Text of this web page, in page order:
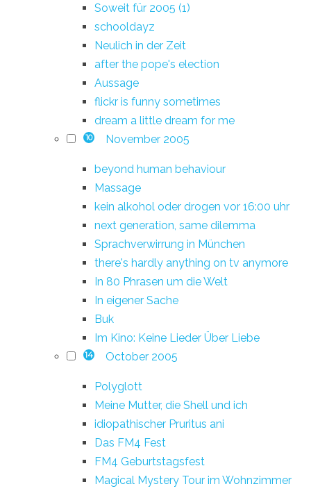
Soweit für 2005 (1)
schooldayz
Neulich in der Zeit
after the pope's election
Aussage
flickr is funny sometimes
dream a little dream for me
10 November 2005
beyond human behaviour
Massage
kein alkohol oder drogen vor 16:00 uhr
next generation, same dilemma
Sprachverwirrung in München
there's hardly anything on tv anymore
In 80 Phrasen um die Welt
In eigener Sache
Buk
Im Kino: Keine Lieder Über Liebe
14 October 2005
Polyglott
Meine Mutter, die Shell und ich
idiopathischer Pruritus ani
Das FM4 Fest
FM4 Geburtstagsfest
Magical Mystery Tour im Wohnzimmer